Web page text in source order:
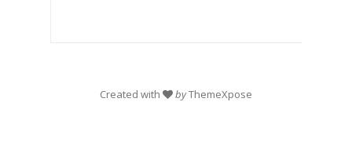
Created with byThemeXpose